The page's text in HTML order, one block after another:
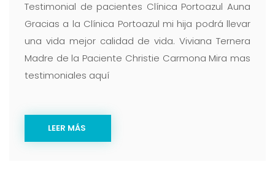
Testimonial de pacientes Clínica Portoazul Auna
Gracias a la Clínica Portoazul mi hija podrá llevar
una vida mejor calidad de vida. Viviana Ternera
Madre de la Paciente Christie Carmona Mira mas
testimoniales aquí
LEER MÁS